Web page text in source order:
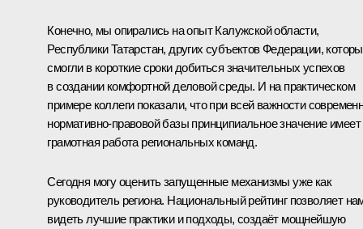
Конечно, мы опирались на опыт Калужской области,
Республики Татарстан, других субъектов Федерации,
смогли в короткие сроки добиться значительных успехов
в создании комфортной деловой среды. И на практическом
примере коллеги показали, что при всей важности
нормативно-правовой базы принципиальное значение имеет
грамотная работа региональных команд.
Сегодня могу оценить запущенные механизмы уже как
руководитель региона. Национальный рейтинг позволяет
видеть лучшие практики и подходы, создаёт мощнейшую